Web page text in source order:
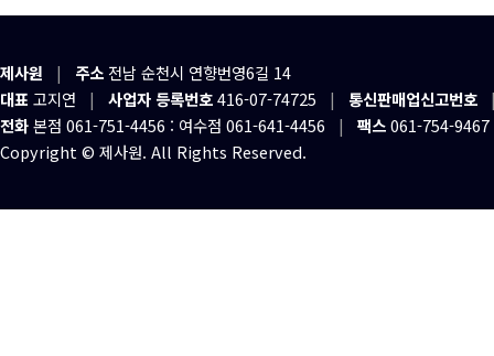
제사원 | 주소 전남 순천시 연향번영6길 14
대표 고지연 | 사업자 등록번호416-07-74725 | 통신판매업신고번호
전화본점 061-751-4456 : 여수점 061-641-4456 | 팩스061-754-9467
Copyright © 제사원. All Rights Reserved.